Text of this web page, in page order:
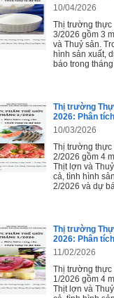
10/04/2026
Thị trường thực
3/2026 gồm 3
và Thuỷ sản.
hình sản xuất,
báo trong
Thị trường
2026: Phân
10/03/2026
Thị trường thực
2/2026 gồm 4
Thịt lợn và
cả, tình hình
2/2026 và dự
Thị trường
2026: Phân
11/02/2026
Thị trường thực
1/2026 gồm 4
Thịt lợn và